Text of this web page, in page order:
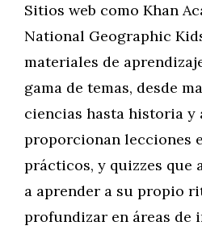
Sitios web como Khan
National Geographic
materiales de
gama de temas, desde
ciencias hasta historia y
proporcionan lecciones
prácticos, y quizzes que
a aprender a su propio
profundizar en áreas de